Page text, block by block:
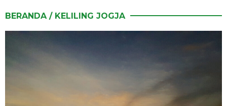
SEWA MOBIL
SEWA HIACE
PAKET WISATA JOGJA
KELILING JOGJA
RESEP KULINER JOGJA
BERANDA / KELILING JOGJA